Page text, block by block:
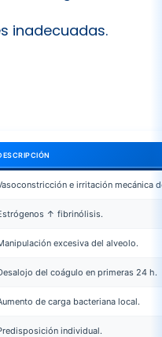
inadecuadas.
e irritación mecánica
↑ fibrinólisis.
excesiva del alveolo.
del coágulo en primeras 24 h.
de carga bacteriana local.
individual.